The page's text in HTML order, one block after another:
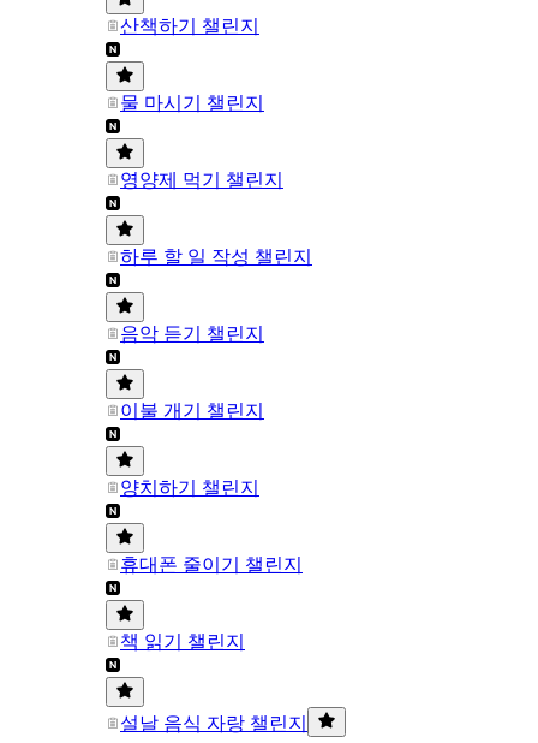
산책하기 챌린지
물 마시기 챌린지
영양제 먹기 챌린지
하루 할 일 작성 챌린지
음악 듣기 챌린지
이불 개기 챌린지
양치하기 챌린지
휴대폰 줄이기 챌린지
책 읽기 챌린지
설날 음식 자랑 챌린지